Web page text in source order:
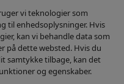
vi teknologier som
til enhedsoplysninger. Hvis
kan vi behandle data som
på dette websted. Hvis du
samtykke tilbage, kan det
og egenskaber.